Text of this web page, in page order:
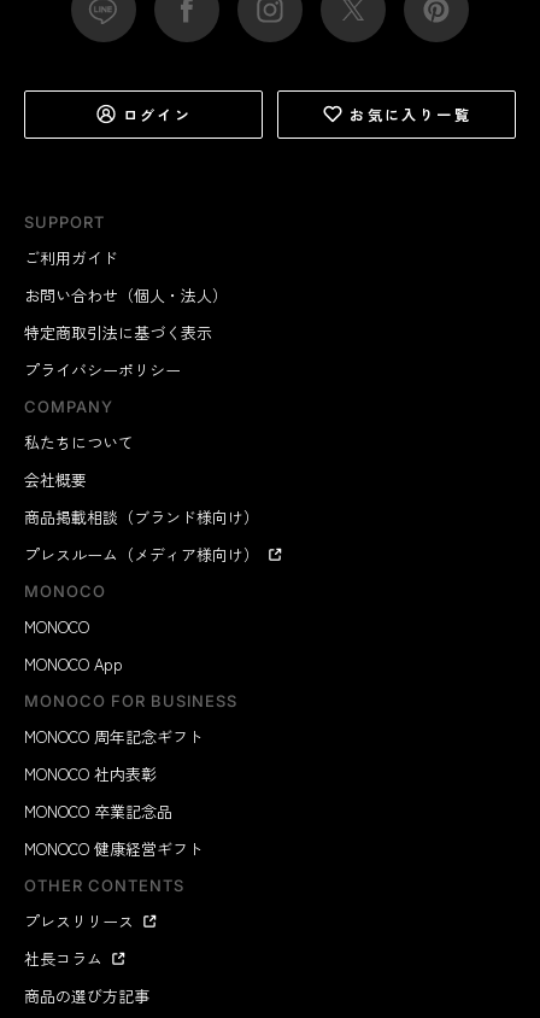
SUPPORT
ご利用ガイド
お問い合わせ（個人・法人）
特定商取引法に基づく表示
プライバシーポリシー
COMPANY
私たちについて
会社概要
商品掲載相談（ブランド様向け）
プレスルーム（メディア様向け）
MONOCO
MONOCO
MONOCO App
MONOCO FOR BUSINESS
MONOCO 周年記念ギフト
MONOCO 社内表彰
MONOCO 卒業記念品
MONOCO 健康経営ギフト
OTHER CONTENTS
プレスリリース
社長コラム
商品の選び方記事
ログイン お気に入り一覧